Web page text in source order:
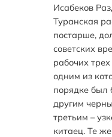
Исабеков
Туранская
постарше,
советских
рабочих
одним из
порядке был
другим
третьим –
китаец. Те